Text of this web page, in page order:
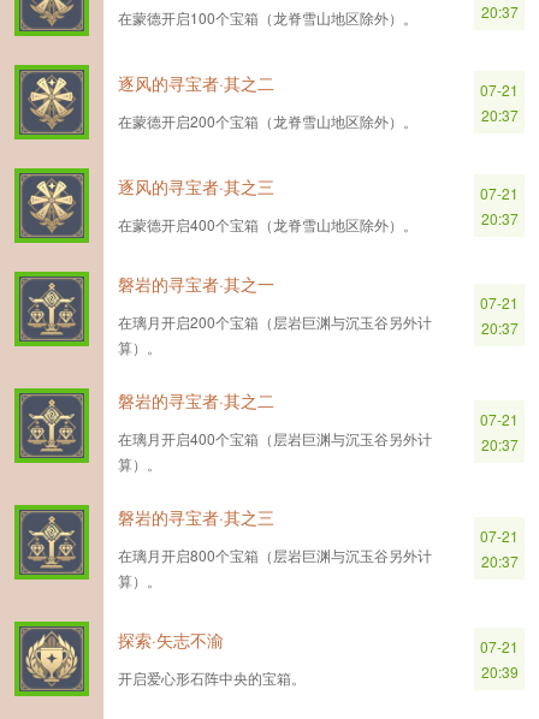
在蒙德开启100个宝箱（龙脊雪山地区除外）。
20:37
逐风的寻宝者·其之二
在蒙德开启200个宝箱（龙脊雪山地区除外）。
07-21
20:37
逐风的寻宝者·其之三
在蒙德开启400个宝箱（龙脊雪山地区除外）。
07-21
20:37
磐岩的寻宝者·其之一
在璃月开启200个宝箱（层岩巨渊与沉玉谷另外计
算）。
07-21
20:37
磐岩的寻宝者·其之二
在璃月开启400个宝箱（层岩巨渊与沉玉谷另外计
算）。
07-21
20:37
磐岩的寻宝者·其之三
在璃月开启800个宝箱（层岩巨渊与沉玉谷另外计
算）。
07-21
20:37
探索·矢志不渝
开启爱心形石阵中央的宝箱。
07-21
20:39